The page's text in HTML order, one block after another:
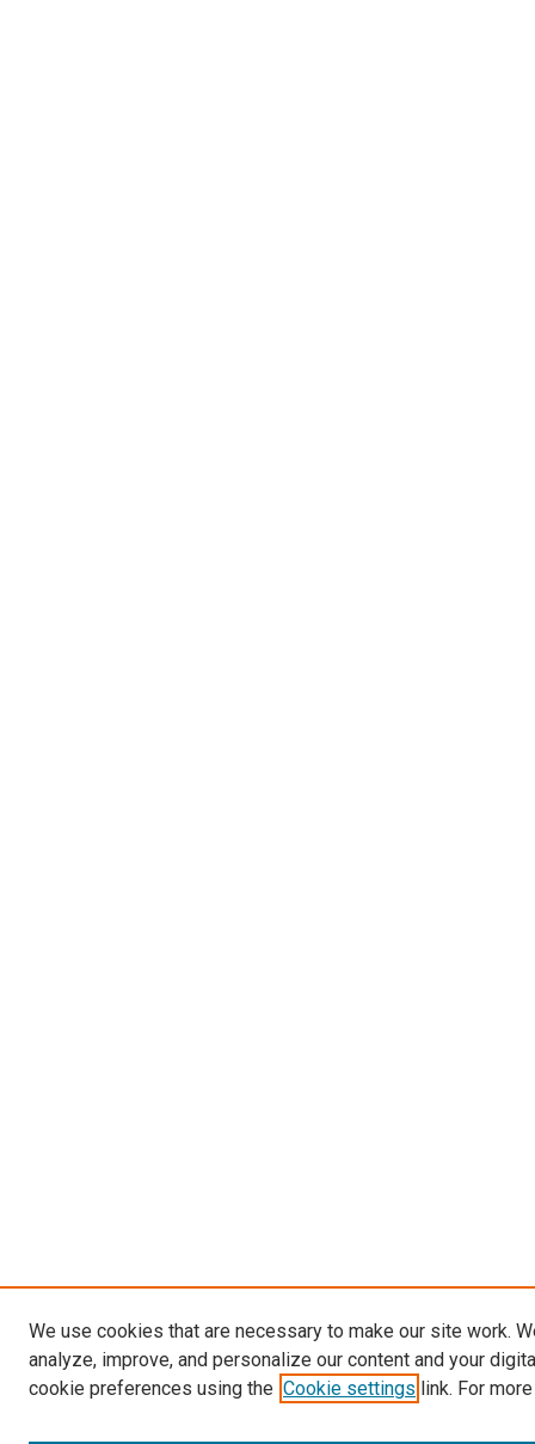
We use cookies that are necessary to make our site work.
analyze, improve, and personalize our content and your
cookie preferences using the Cookie settings link. For